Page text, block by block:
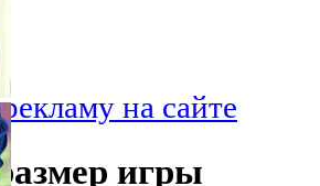
на сайте
игры